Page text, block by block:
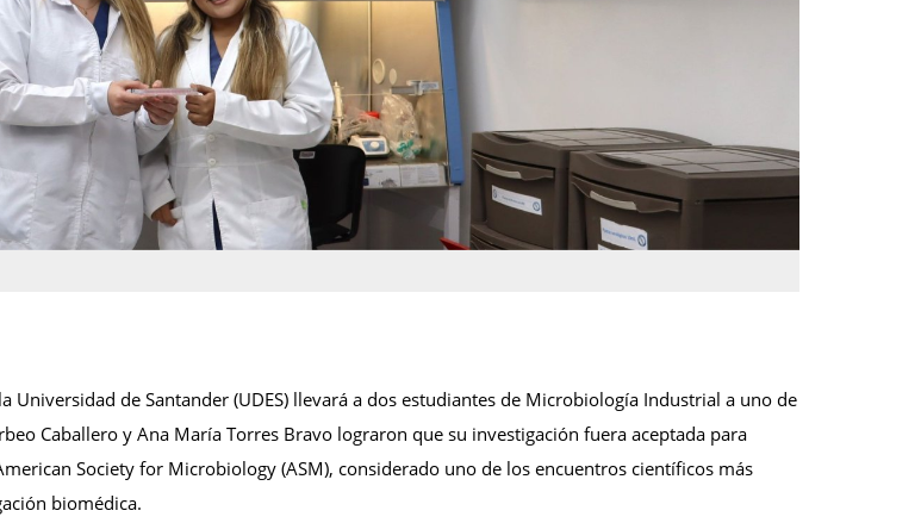
de Santander (UDES) llevará a dos estudiantes de Microbiología Industrial a uno de
Caballero y Ana María Torres Bravo lograron que su investigación fuera aceptada para
Society for Microbiology (ASM), considerado uno de los encuentros científicos más
biomédica.